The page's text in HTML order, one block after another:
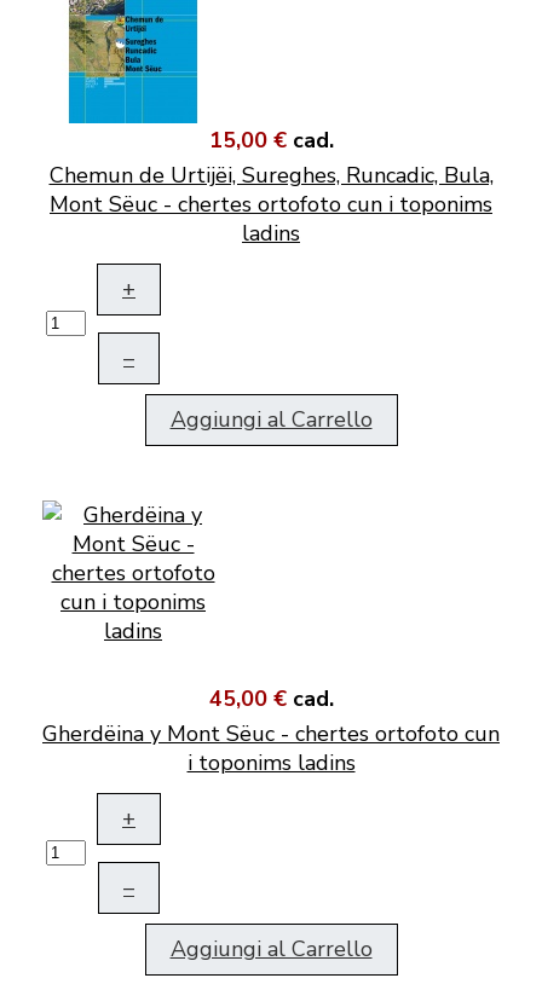
15,00 € cad.
Chemun de Urtijëi, Sureghes, Runcadic, Bula,
Mont Sëuc - chertes ortofoto cun i toponims
ladins
+
–
Aggiungi al Carrello
45,00 € cad.
Gherdëina y Mont Sëuc - chertes ortofoto cun
i toponims ladins
+
–
Aggiungi al Carrello